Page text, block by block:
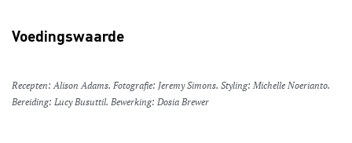
Voedingswaarde
Recepten: Alison Adams. Fotografie: Jeremy Simons. Styling: Michelle Noerianto.
Bereiding: Lucy Busuttil. Bewerking: Dosia Brewer